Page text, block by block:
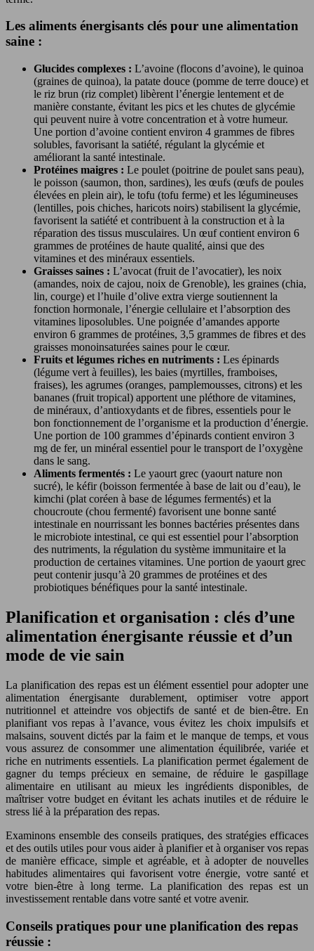
Les aliments énergisants clés pour une alimentation
saine :
Glucides complexes : L’avoine (flocons d’avoine), le quinoa
(graines de quinoa), la patate douce (pomme de terre douce) et
le riz brun (riz complet) libèrent l’énergie lentement et de
manière constante, évitant les pics et les chutes de glycémie
qui peuvent nuire à votre concentration et à votre humeur.
Une portion d’avoine contient environ 4 grammes de fibres
solubles, favorisant la satiété, régulant la glycémie et
améliorant la santé intestinale.
Protéines maigres : Le poulet (poitrine de poulet sans peau),
le poisson (saumon, thon, sardines), les œufs (œufs de poules
élevées en plein air), le tofu (tofu ferme) et les légumineuses
(lentilles, pois chiches, haricots noirs) stabilisent la glycémie,
favorisent la satiété et contribuent à la construction et à la
réparation des tissus musculaires. Un œuf contient environ 6
grammes de protéines de haute qualité, ainsi que des
vitamines et des minéraux essentiels.
Graisses saines : L’avocat (fruit de l’avocatier), les noix
(amandes, noix de cajou, noix de Grenoble), les graines (chia,
lin, courge) et l’huile d’olive extra vierge soutiennent la
fonction hormonale, l’énergie cellulaire et l’absorption des
vitamines liposolubles. Une poignée d’amandes apporte
environ 6 grammes de protéines, 3,5 grammes de fibres et des
graisses monoinsaturées saines pour le cœur.
Fruits et légumes riches en nutriments : Les épinards
(légume vert à feuilles), les baies (myrtilles, framboises,
fraises), les agrumes (oranges, pamplemousses, citrons) et les
bananes (fruit tropical) apportent une pléthore de vitamines,
de minéraux, d’antioxydants et de fibres, essentiels pour le
bon fonctionnement de l’organisme et la production d’énergie.
Une portion de 100 grammes d’épinards contient environ 3
mg de fer, un minéral essentiel pour le transport de l’oxygène
dans le sang.
Aliments fermentés : Le yaourt grec (yaourt nature non
sucré), le kéfir (boisson fermentée à base de lait ou d’eau), le
kimchi (plat coréen à base de légumes fermentés) et la
choucroute (chou fermenté) favorisent une bonne santé
intestinale en nourrissant les bonnes bactéries présentes dans
le microbiote intestinal, ce qui est essentiel pour l’absorption
des nutriments, la régulation du système immunitaire et la
production de certaines vitamines. Une portion de yaourt grec
peut contenir jusqu’à 20 grammes de protéines et des
probiotiques bénéfiques pour la santé intestinale.
Planification et organisation : clés d’une
alimentation énergisante réussie et d’un
mode de vie sain
La planification des repas est un élément essentiel pour adopter une
alimentation énergisante durablement, optimiser votre apport
nutritionnel et atteindre vos objectifs de santé et de bien-être. En
planifiant vos repas à l’avance, vous évitez les choix impulsifs et
malsains, souvent dictés par la faim et le manque de temps, et vous
vous assurez de consommer une alimentation équilibrée, variée et
riche en nutriments essentiels. La planification permet également de
gagner du temps précieux en semaine, de réduire le gaspillage
alimentaire en utilisant au mieux les ingrédients disponibles, de
maîtriser votre budget en évitant les achats inutiles et de réduire le
stress lié à la préparation des repas.
Examinons ensemble des conseils pratiques, des stratégies efficaces
et des outils utiles pour vous aider à planifier et à organiser vos repas
de manière efficace, simple et agréable, et à adopter de nouvelles
habitudes alimentaires qui favorisent votre énergie, votre santé et
votre bien-être à long terme. La planification des repas est un
investissement rentable dans votre santé et votre avenir.
Conseils pratiques pour une planification des repas
réussie :